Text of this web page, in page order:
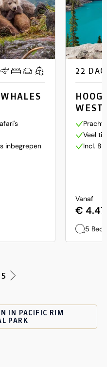
inbegrepen
22
Veel
Incl. 8
Vanaf
€
5
IN PACIFIC RIM
PARK